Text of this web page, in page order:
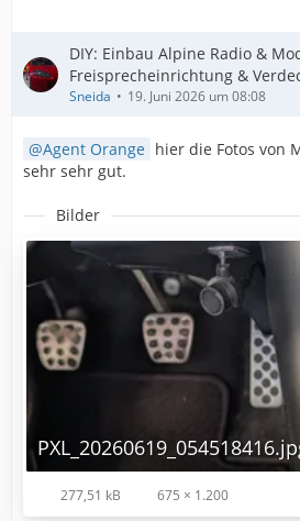
DIY: Einbau Alpine Radio &
Freisprecheinrichtung &
Sneida 19. Juni 2026 um 08:08
Agent Orange hier die Fotos von
sehr sehr gut.
Bilder
277,51 kB 675 × 1.200